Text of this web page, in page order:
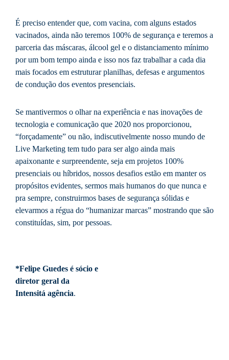
É preciso entender que, com vacina, com alguns estados
vacinados, ainda não teremos 100% de segurança e teremos a
parceria das máscaras, álcool gel e o distanciamento mínimo
por um bom tempo ainda e isso nos faz trabalhar a cada dia
mais focados em estruturar planilhas, defesas e argumentos
de condução dos eventos presenciais.
Se mantivermos o olhar na experiência e nas inovações de
tecnologia e comunicação que 2020 nos proporcionou,
“forçadamente” ou não, indiscutivelmente nosso mundo de
Live Marketing tem tudo para ser algo ainda mais
apaixonante e surpreendente, seja em projetos 100%
presenciais ou híbridos, nossos desafios estão em manter os
propósitos evidentes, sermos mais humanos do que nunca e
pra sempre, construirmos bases de segurança sólidas e
elevarmos a régua do “humanizar marcas” mostrando que são
constituídas, sim, por pessoas.
*Felipe Guedes é sócio e
diretor geral da
Intensitá agência.